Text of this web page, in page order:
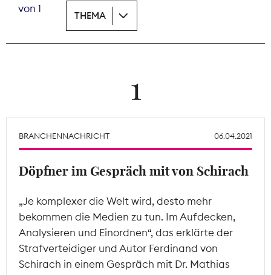
Theodor-Wolff-Preis
von 1
THEMA
1
BRANCHENNACHRICHT 06.04.2021
Döpfner im Gespräch mit von Schirach
„Je komplexer die Welt wird, desto mehr
bekommen die Medien zu tun. Im Aufdecken,
Analysieren und Einordnen“, das erklärte der
Strafverteidiger und Autor Ferdinand von
Schirach in einem Gespräch mit Dr. Mathias